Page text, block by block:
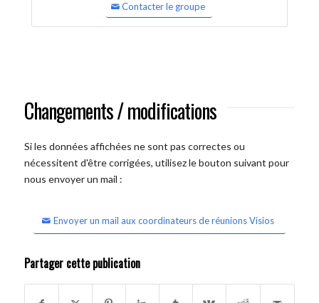
Contacter le groupe
Changements / modifications
Si les données affichées ne sont pas correctes ou
nécessitent d'être corrigées, utilisez le bouton suivant pour
nous envoyer un mail :
Envoyer un mail aux coordinateurs de réunions Visios
Partager cette publication